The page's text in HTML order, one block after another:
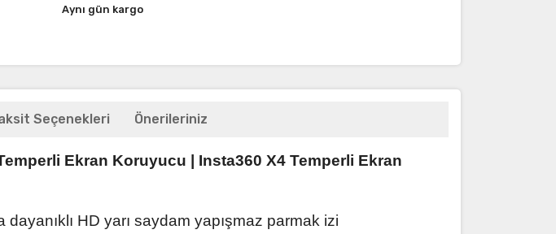
Aynı gün kargo
Seçenekleri Önerileriniz
Ekran Koruyucu | Insta360 X4 Temperli Ekran
HD yarı saydam yapışmaz parmak izi